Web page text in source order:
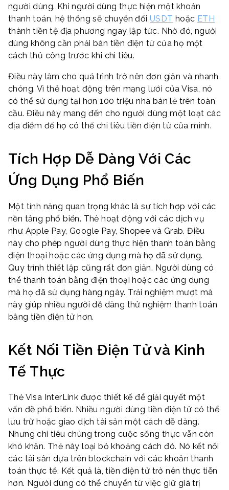
người dùng. Khi người dùng thực hiện một khoản
thanh toán, hệ thống sẽ chuyển đổi USDT hoặc ETH
thành tiền tệ địa phương ngay lập tức. Nhờ đó, người
dùng không cần phải bán tiền điện tử của họ một
cách thủ công trước khi chi tiêu.
Điều này làm cho quá trình trở nên đơn giản và nhanh
chóng. Vì thẻ hoạt động trên mạng lưới của Visa, nó
có thể sử dụng tại hơn 100 triệu nhà bán lẻ trên toàn
cầu. Điều này mang đến cho người dùng một loạt các
địa điểm để họ có thể chi tiêu tiền điện tử của mình.
Tích Hợp Dễ Dàng Với Các
Ứng Dụng Phổ Biến
Một tính năng quan trọng khác là sự tích hợp với các
nền tảng phổ biến. Thẻ hoạt động với các dịch vụ
như Apple Pay, Google Pay, Shopee và Grab. Điều
này cho phép người dùng thực hiện thanh toán bằng
điện thoại hoặc các ứng dụng mà họ đã sử dụng.
Quy trình thiết lập cũng rất đơn giản. Người dùng có
thể thanh toán bằng điện thoại hoặc các ứng dụng
mà họ đã sử dụng hàng ngày. Trải nghiệm mượt mà
này giúp nhiều người dễ dàng thử nghiệm thanh toán
bằng tiền điện tử hơn.
Kết Nối Tiền Điện Tử và Kinh
Tế Thực
Thẻ Visa InterLink được thiết kế để giải quyết một
vấn đề phổ biến. Nhiều người dùng tiền điện tử có thể
lưu trữ hoặc giao dịch tài sản một cách dễ dàng.
Nhưng chi tiêu chúng trong cuộc sống thực vẫn còn
khó khăn. Thẻ này loại bỏ khoảng cách đó. Nó kết nối
các tài sản dựa trên blockchain với các khoản thanh
toán thực tế. Kết quả là, tiền điện tử trở nên thực tiễn
hơn. Người dùng có thể chuyển từ việc giữ giá trị